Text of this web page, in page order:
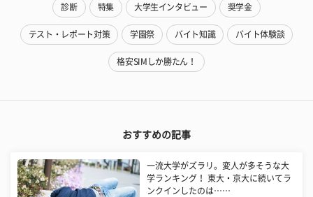
診断 特集 大学生インタビュー 奨学金
テスト・レポート対策 学園祭 バイト知識 バイト体験談
格安SIMしか勝たん！
おすすめの記事
一流大学がズラリ。変人が多そうな大
学ランキング！ 東大・京大に続いてラ
ンクインしたのは……